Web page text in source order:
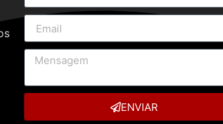
ENVIAR